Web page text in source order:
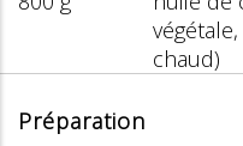
chaud)
Préparation